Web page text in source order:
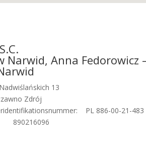
Narwid, Anna Fedorowicz
13
Zdrój
PL 886-00-21-483
890216096